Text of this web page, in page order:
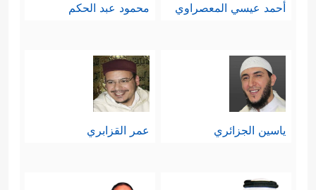
أحمد عيسي المعصراوي محمود عبد الحكم
ياسين الجزائري عمر القزابري